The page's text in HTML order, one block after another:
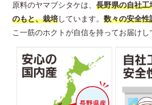
原料のヤマブシタケは、 長野県の自社
のもと、栽培しています。 数々の安全性
こ一筋のホクトが自信を持ってお届けし